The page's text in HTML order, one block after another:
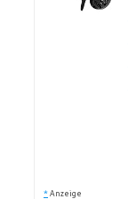
* Anzeige